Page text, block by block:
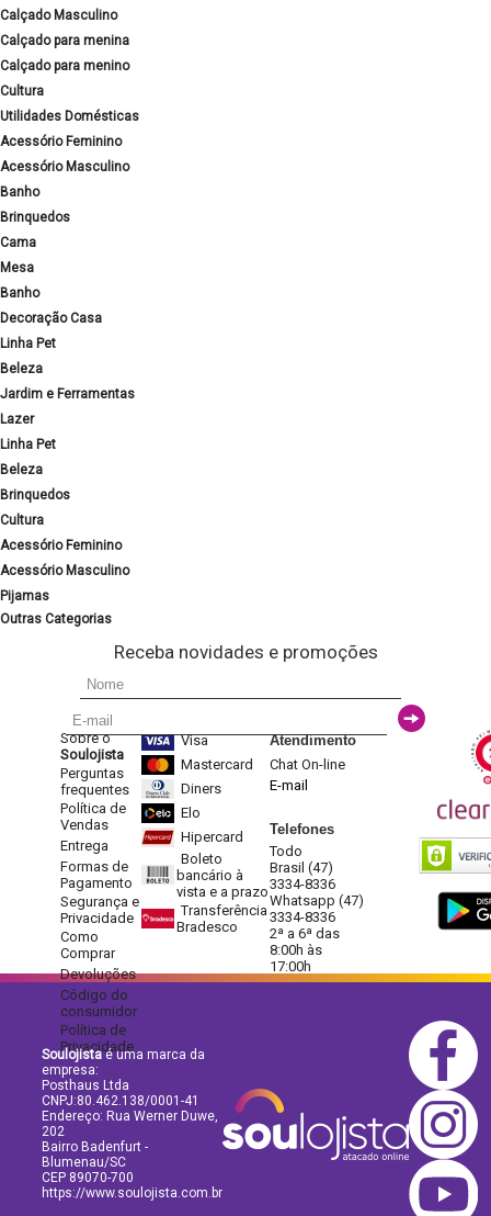
Calçado Masculino
Calçado para menina
Calçado para menino
Cultura
Utilidades Domésticas
Acessório Feminino
Acessório Masculino
Banho
Brinquedos
Cama
Mesa
Banho
Decoração Casa
Linha Pet
Beleza
Jardim e Ferramentas
Lazer
Linha Pet
Beleza
Brinquedos
Cultura
Acessório Feminino
Acessório Masculino
Pijamas
Outras Categorias
Receba novidades e promoções
Sobre o
Soulojista
Perguntas
frequentes
Política de
Vendas
Entrega
Formas de
Pagamento
Segurança e
Privacidade
Como
Comprar
Devoluções
Código do
consumidor
Política de
Privacidade
Visa
Mastercard
Diners
Elo
Hipercard
Boleto
bancário à
vista e a prazo
Transferência
Bradesco
Atendimento
Chat On-line
E-mail
Telefones
Todo
Brasil (47)
3334-8336
Whatsapp (47)
3334-8336
2ª a 6ª das
8:00h às
17:00h
Soulojistaé uma marca da
empresa:
Posthaus Ltda
CNPJ:80.462.138/0001-41
Endereço: Rua Werner Duwe,
202
Bairro Badenfurt -
Blumenau/SC
CEP 89070-700
https://www.soulojista.com.br